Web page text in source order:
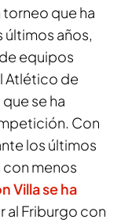
torneo que ha
años,
equipos
Atlético de
que se ha
Con
los últimos
con menos
Villa se ha
al Friburgo con